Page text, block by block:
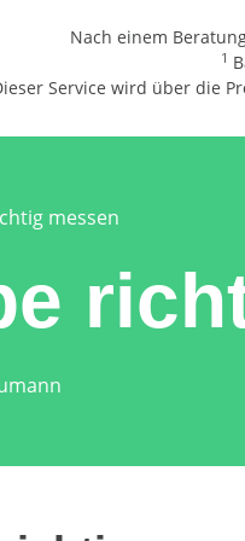
Nach einem
1
Service wird über die
messen